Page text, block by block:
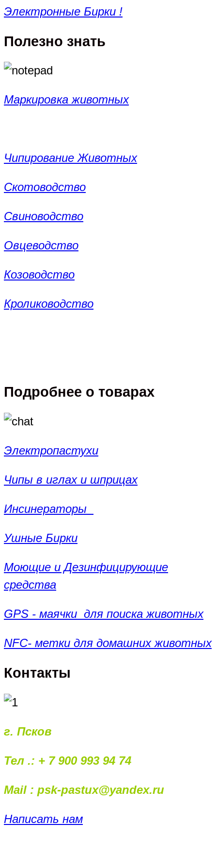
Электронные Бирки !
Полезно знать
Маркировка животных
Чипирование Животных
Скотоводство
Свиноводство
Овцеводство
Козоводство
Кролиководство
Подробнее о товарах
Электропастухи
Чипы в иглах и шприцах
Инсинераторы
Ушные Бирки
Моющие и Дезинфицирующие
средства
GPS - маячки для поиска животных
NFC- метки для домашних животных
Контакты
г. Псков
Тел .: + 7 900 993 94 74
Mail : psk-pastux@yandex.ru
Написать нам